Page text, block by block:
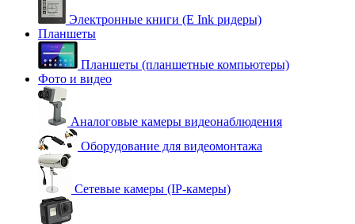
Электронные книги (E Ink ридеры)
Планшеты
Планшеты (планшетные компьютеры)
Фото и видео
Аналоговые камеры видеонаблюдения
Оборудование для видеомонтажа
Сетевые камеры (IP-камеры)